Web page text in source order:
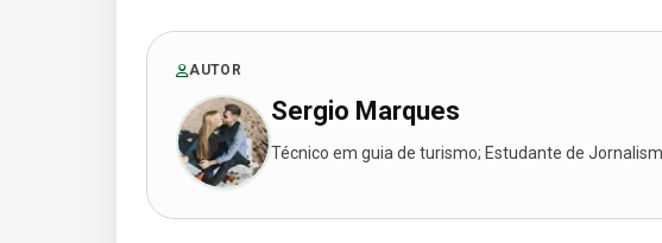
AUTOR
Sergio Marques
Técnico em guia de turismo; Estudante de